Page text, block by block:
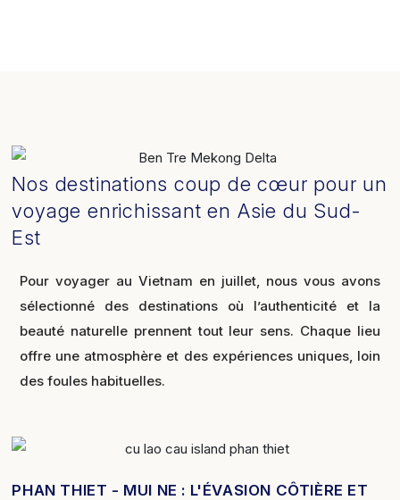
Nos destinations coup de cœur pour un
voyage enrichissant en Asie du Sud-
Est
Pour voyager au Vietnam en juillet, nous vous avons
sélectionné des destinations où l’authenticité et la
beauté naturelle prennent tout leur sens. Chaque lieu
offre une atmosphère et des expériences uniques, loin
des foules habituelles.
PHAN THIET - MUI NE : L'ÉVASION CÔTIÈRE ET